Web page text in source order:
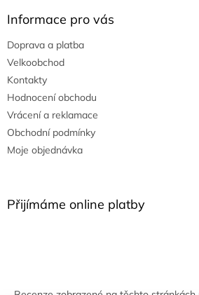
Informace pro vás
Doprava a platba
Velkoobchod
Kontakty
Hodnocení obchodu
Vrácení a reklamace
Obchodní podmínky
Moje objednávka
Přijímáme online platby